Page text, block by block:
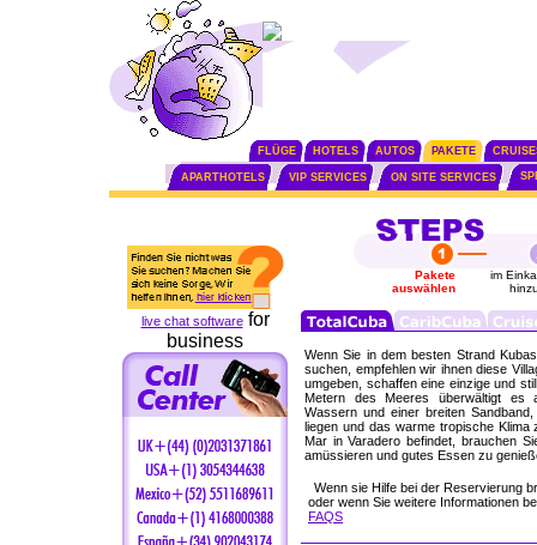
FLÜGE HOTELS AUTOS PAKETE
APARTHOTELS VIP SERVICES ON SITE SERVICES
live chat softwarefor
business
Pakete
auswählen
im
Wenn Sie in dem besten Strand
suchen, empfehlen wir ihnen diese
umgeben, schaffen eine einzige und
Metern des Meeres überwältigt es
Wassern und einer breiten
liegen und das warme tropische Klima
Mar in Varadero befindet, brauchen
amüssieren und gutes Essen zu
Wenn sie Hilfe bei der Reservierung
oder wenn Sie weitere Informationen
FAQS